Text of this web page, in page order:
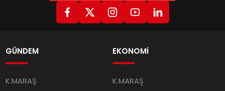
GÜNDEM
K.MARAŞ
EKONOMİ
K.MARAŞ